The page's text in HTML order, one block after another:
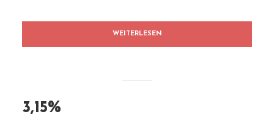
WEITERLESEN
3,15%